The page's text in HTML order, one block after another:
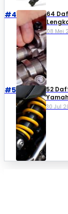
#4
64
08 Mei
#5
52
30 Jul